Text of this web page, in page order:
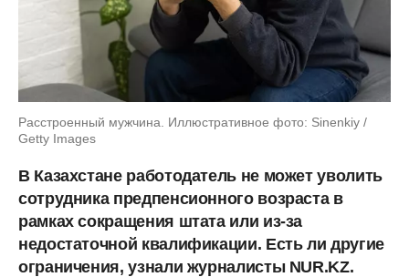
Расстроенный мужчина. Иллюстративное фото: Sinenkiy /
Getty Images
В Казахстане работодатель не может уволить
сотрудника предпенсионного возраста в
рамках сокращения штата или из-за
недостаточной квалификации. Есть ли другие
ограничения, узнали журналисты NUR.KZ.